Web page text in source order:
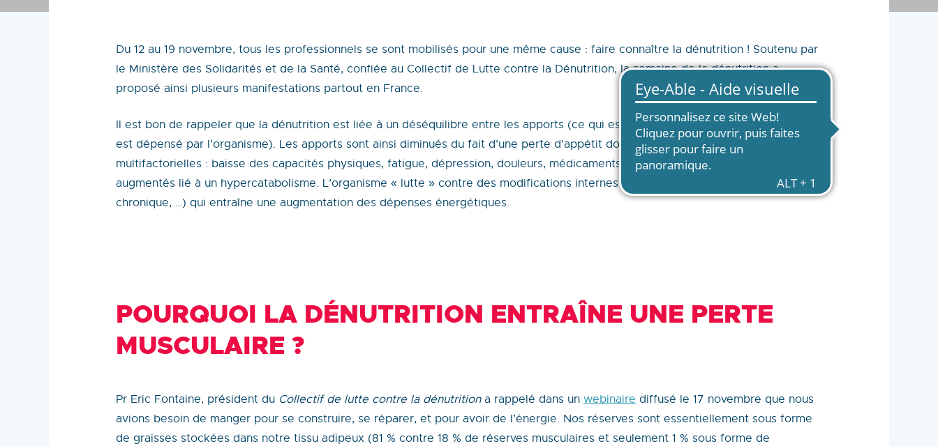
Du 12 au 19 novembre, tous les professionnels se sont mobilisés pour une même cause : faire connaître la dénutrition ! Soutenu par
le Ministère des Solidarités et de la Santé, confiée au Collectif de Lutte contre la Dénutrition, la semaine de la dénutrition a
proposé ainsi plusieurs manifestations partout en France.
Il est bon de rappeler que la dénutrition est liée à un déséquilibre entre les apports (ce qui est consommé) et les besoins (ce qui
est dépensé par l’organisme). Les apports sont ainsi diminués du fait d’une perte d’appétit dont les causes peuvent être
multifactorielles : baisse des capacités physiques, fatigue, dépression, douleurs, médicaments… Les besoins à l’inverse sont
augmentés lié à un hypercatabolisme. L’organisme « lutte » contre des modifications internes (infection, inflammation, maladie
chronique, …) qui entraîne une augmentation des dépenses énergétiques.
POURQUOI LA DÉNUTRITION ENTRAÎNE UNE PERTE
MUSCULAIRE ?
Pr Eric Fontaine, président du Collectif de lutte contre la dénutrition a rappelé dans un webinaire diffusé le 17 novembre que nous
avions besoin de manger pour se construire, se réparer, et pour avoir de l’énergie. Nos réserves sont essentiellement sous forme
de graisses stockées dans notre tissu adipeux (81 % contre 18 % de réserves musculaires et seulement 1 % sous forme de